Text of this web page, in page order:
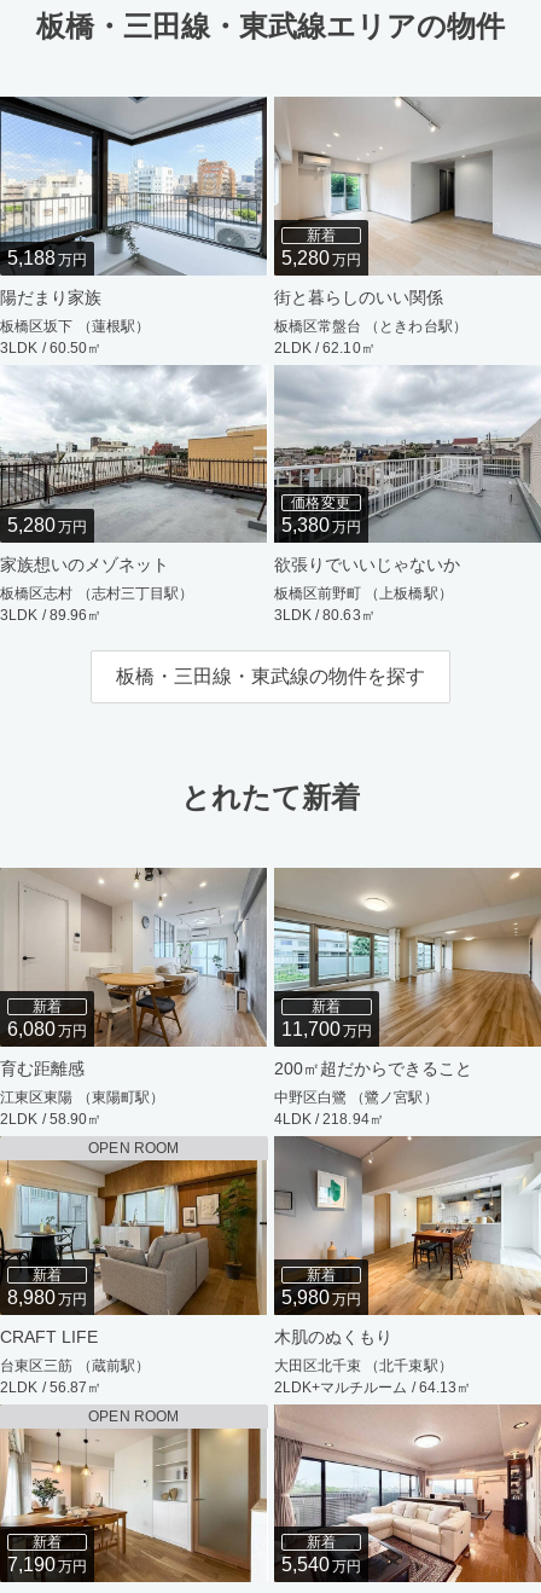
板橋・三田線・東武線エリアの物件
5,188万円
陽だまり家族
板橋区坂下 （蓮根駅）
3LDK / 60.50㎡
新着
5,280万円
街と暮らしのいい関係
板橋区常盤台 （ときわ台駅）
2LDK / 62.10㎡
5,280万円
家族想いのメゾネット
板橋区志村 （志村三丁目駅）
3LDK / 89.96㎡
価格変更
5,380万円
欲張りでいいじゃないか
板橋区前野町 （上板橋駅）
3LDK / 80.63㎡
板橋・三田線・東武線の物件を探す
とれたて新着
新着
6,080万円
育む距離感
江東区東陽 （東陽町駅）
2LDK / 58.90㎡
新着
11,700万円
200㎡超だからできること
中野区白鷺 （鷺ノ宮駅）
4LDK / 218.94㎡
OPEN ROOM
新着
8,980万円
CRAFT LIFE
台東区三筋 （蔵前駅）
2LDK / 56.87㎡
新着
5,980万円
木肌のぬくもり
大田区北千束 （北千束駅）
2LDK+マルチルーム / 64.13㎡
OPEN ROOM
新着
7,190万円
新着
5,540万円